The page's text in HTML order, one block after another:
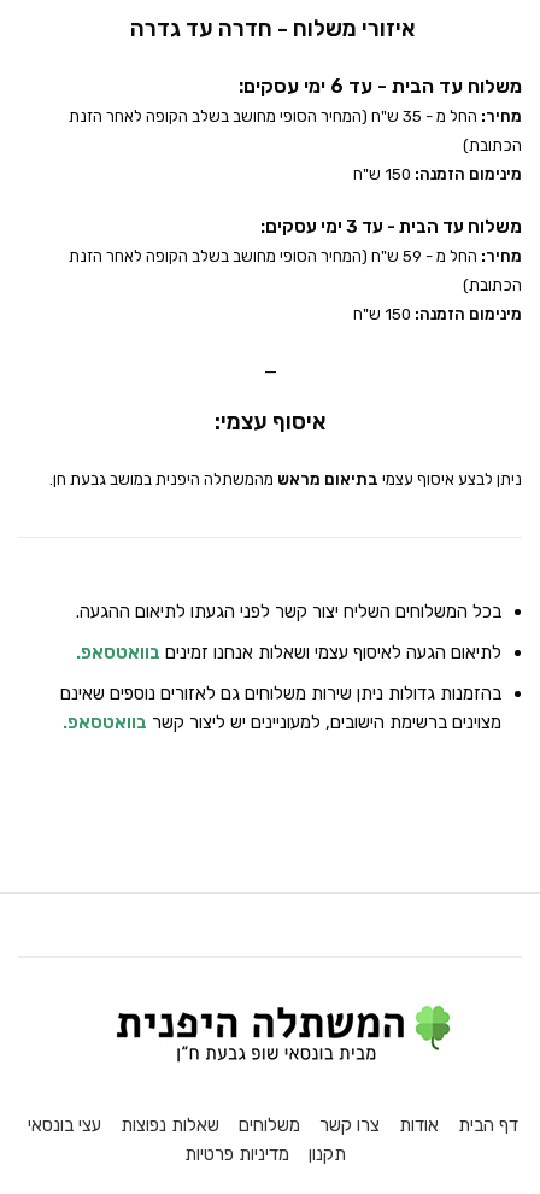
איזורי משלוח - חדרה עד גדרה
משלוח עד הבית - עד 6 ימי עסקים:
מחיר:
החל מ - 35 ש"ח (המחיר הסופי מחושב בשלב הקופה לאחר הזנת
הכתובת)
מינימום הזמנה:
משלוח עד הבית - עד 3 ימי עסקים:
מחיר:
החל מ - 59 ש"ח (המחיר הסופי מחושב בשלב הקופה לאחר הזנת
הכתובת)
מינימום הזמנה:
_
איסוף עצמי:
ניתן לבצע איסוף עצמי בתיאום מראש מהמשתלה היפנית במושב גבעת חן.
בכל המשלוחים השליח יצור קשר לפני הגעתו לתיאום ההגעה.
לתיאום הגעה לאיסוף עצמי ושאלות אנחנו זמינים בוואטסאפ.
בהזמנות גדולות ניתן שירות משלוחים גם לאזורים נוספים שאינם
מצוינים ברשימת הישובים, למעוניינים יש ליצור קשר בוואטסאפ.
דף הבית אודות צרו קשר משלוחים שאלות נפוצות
עצי בונסאי
תקנון
מדיניות פרטיות